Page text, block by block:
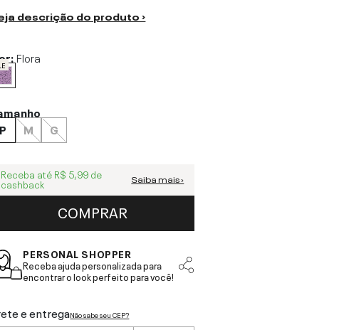
descrição do produto ›
Flora
P
M G
Receba até R$ 5,99 de
cashback Saiba mais ›
COMPRAR
PERSONAL SHOPPER
Receba ajuda personalizada para
encontrar o look perfeito para você!
e entregaNão sabe seu CEP?